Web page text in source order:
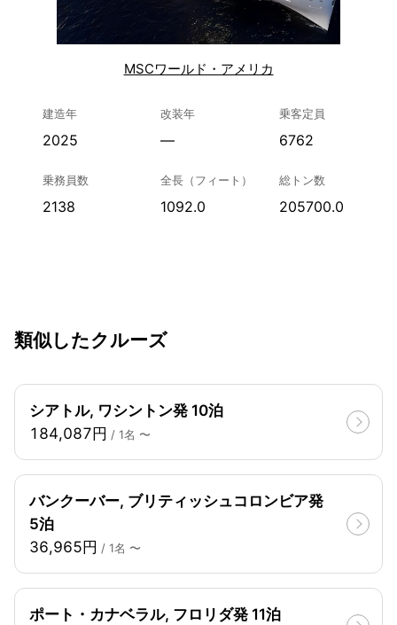
MSCワールド・アメリカ
建造年
2025
改装年
—
乗客定員
6762
乗務員数
2138
全長（フィート）
1092.0
総トン数
205700.0
類似したクルーズ
シアトル, ワシントン発 10泊
184,087円 / 1名 〜
バンクーバー, ブリティッシュコロンビア発
5泊
36,965円 / 1名 〜
ポート・カナベラル, フロリダ発 11泊